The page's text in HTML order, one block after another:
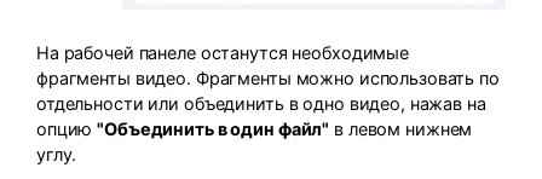
На рабочей панеле останутся необходимые
фрагменты видео. Фрагменты можно использовать по
отдельности или объединить в одно видео, нажав на
опцию"Объединить в один файл" в левом нижнем
углу.